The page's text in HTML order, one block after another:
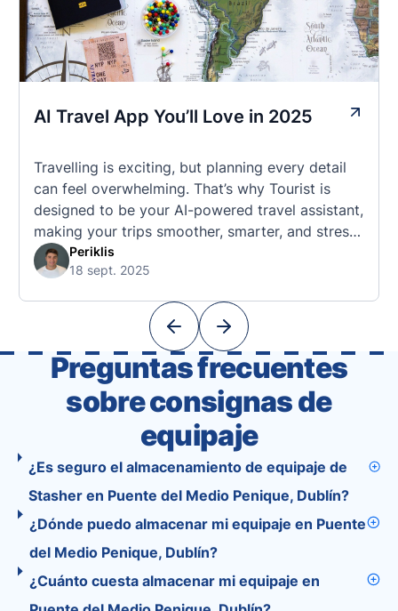
AI Travel App You’ll Love in 2025
Travelling is exciting, but planning every detail
can feel overwhelming. That’s why Tourist is
designed to be your AI-powered travel assistant,
making your trips smoother, smarter, and stress-
free. 🧭 What Makes the Tourist App Unique?
Unlike standard travel apps, Tourist combines
With Tourist, your trip planning becomes as
Periklis
18 sept. 2025
Preguntas frecuentes
sobre consignas de
equipaje
¿Es seguro el almacenamiento de equipaje de
Stasher en Puente del Medio Penique, Dublín?
¿Dónde puedo almacenar mi equipaje en Puente
del Medio Penique, Dublín?
¿Cuánto cuesta almacenar mi equipaje en